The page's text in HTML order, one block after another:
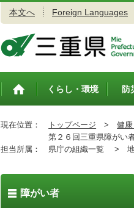
本文へ Foreign Languages
トップペ
くらし・環境 防
現在位置： トップページ > 健
第２６回三重県障がい
担当所属：
県庁の組織一覧 >
障がい者